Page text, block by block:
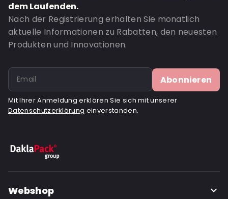
dem Laufenden.
Nach der Registrierung erhalten Sie monatlich
aktuelle Informationen zu Rabatten, den neuesten
Produkten und Innovationen.
Abonnieren
Mit Ihrer Anmeldung erklären Sie sich mit unserer
Datenschutzerklärung einverstanden.
Webshop